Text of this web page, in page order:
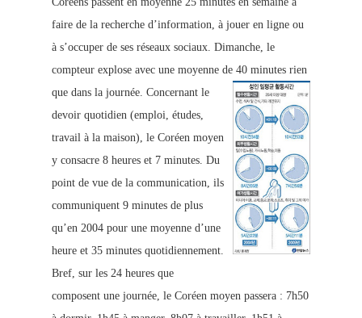
faire de la recherche d’information, à jouer en ligne ou
à s’occuper de ses réseaux sociaux. Dimanche, le
compteur explose avec une moyenne de 40 minutes rien
que dans la journée. Concernant le
devoir quotidien (emploi, études,
travail à la maison), le Coréen moyen
y consacre 8 heures et 7 minutes. Du
point de vue de la communication, ils
communiquent 9 minutes de plus
qu’en 2004 pour une moyenne d’une
heure et 35 minutes quotidiennement.
Bref, sur les 24 heures que
composent une journée, le Coréen moyen passera : 7h50